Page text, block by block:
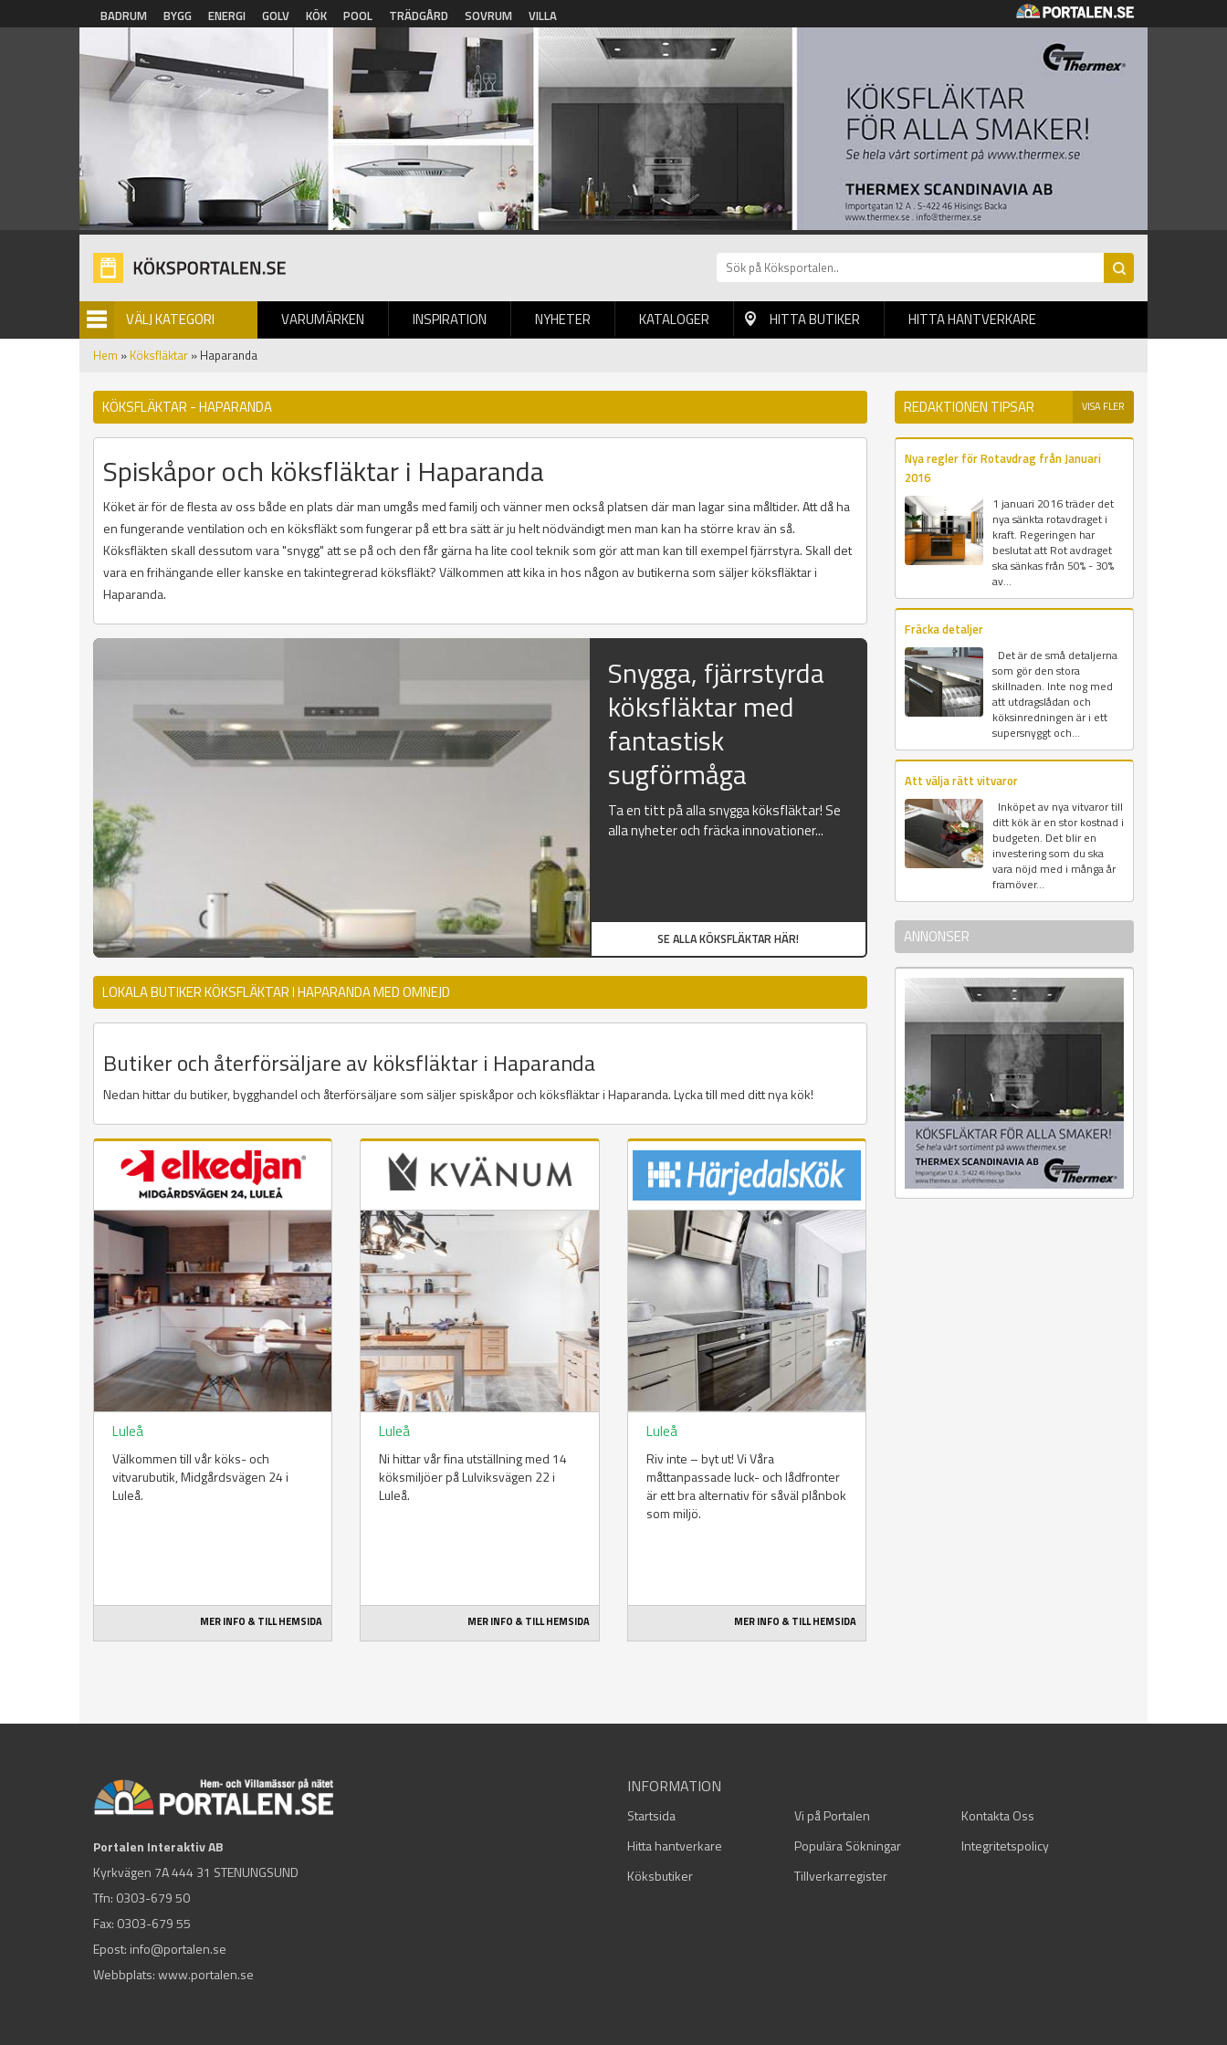
Hoppa till huvudinnehåll
BADRUM BYGG ENERGI GOLV KÖK POOL TRÄDGÅRD SOVRUM VILLA
VÄLJ KATEGORI VARUMÄRKEN INSPIRATION NYHETER
BILDGALLERI KATALOGER HITTA BUTIKER HITTA HANTVERKARE
Hem » Köksfläktar » Haparanda
KÖKSFLÄKTAR - HAPARANDA
Spiskåpor och köksfläktar i Haparanda
Köket är för de flesta av oss både en plats där man umgås med familj och vänner men också platsen där man lagar sina måltider. Att då ha
en fungerande ventilation och en köksfläkt som fungerar på ett bra sätt är ju helt nödvändigt men man kan ha större krav än så.
Köksfläkten skall dessutom vara "snygg" att se på och den får gärna ha lite cool teknik som gör att man kan till exempel fjärrstyra. Skall det
vara en frihängande eller kanske en takintegrerad köksfläkt? Välkommen att kika in hos någon av butikerna som säljer köksfläktar i
Haparanda.
Snygga, fjärrstyrda
köksfläktar med
fantastisk
sugförmåga
Ta en titt på alla snygga köksfläktar! Se
alla nyheter och fräcka innovationer...
SE ALLA KÖKSFLÄKTAR HÄR!
LOKALA BUTIKER KÖKSFLÄKTAR I HAPARANDA MED OMNEJD
Butiker och återförsäljare av köksfläktar i Haparanda
Nedan hittar du butiker, bygghandel och återförsäljare som säljer spiskåpor och köksfläktar i Haparanda. Lycka till med ditt nya kök!
Luleå
Välkommen till vår köks- och
vitvarubutik, Midgårdsvägen 24 i
Luleå.
MER INFO & TILL HEMSIDA
Luleå
Ni hittar vår fina utställning med 14
köksmiljöer på Lulviksvägen 22 i
Luleå.
MER INFO & TILL HEMSIDA
Luleå
Riv inte – byt ut! Vi Våra
måttanpassade luck- och lådfronter
är ett bra alternativ för såväl plånbok
som miljö.
MER INFO & TILL HEMSIDA
REDAKTIONEN TIPSAR VISA FLER
Nya regler för Rotavdrag från Januari
2016
1 januari 2016 träder det
nya sänkta rotavdraget i
kraft. Regeringen har
beslutat att Rot avdraget
ska sänkas från 50% - 30%
av...
Fräcka detaljer
Det är de små detaljerna
som gör den stora
skillnaden. Inte nog med
att utdragslådan och
köksinredningen är i ett
supersnyggt och...
Att välja rätt vitvaror
Inköpet av nya vitvaror till
ditt kök är en stor kostnad i
budgeten. Det blir en
investering som du ska
vara nöjd med i många år
framöver...
ANNONSER
Portalen Interaktiv AB
Kyrkvägen 7A 444 31 STENUNGSUND
Tfn: 0303-679 50
Fax: 0303-679 55
Epost: info@portalen.se
Webbplats: www.portalen.se
INFORMATION
Startsida Vi på Portalen
Kontakta Oss
Hitta hantverkare
Populära Sökningar
Integritetspolicy
Köksbutiker
Tillverkarregister